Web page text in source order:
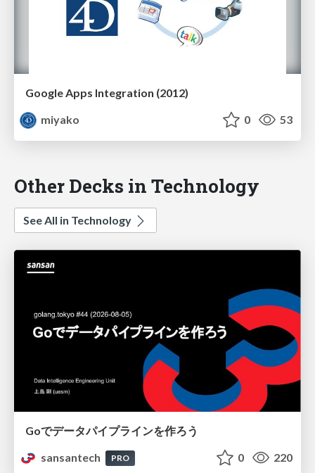
Google Apps Integration (2012)
miyako
0 53
Other Decks in Technology
See All in Technology
Goでデータパイプラインを作ろう
sansantech
PRO 0 220